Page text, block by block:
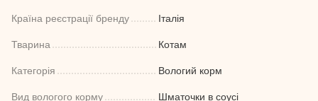
Країна реєстрації бренду Італія
Тварина Котам
Категорія Вологий корм
Вид вологого корму Шматочки в соусі